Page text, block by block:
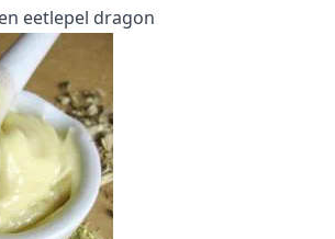
eetlepel dragon